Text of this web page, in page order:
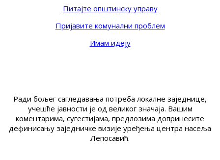
Питајте општинску управу
Пријавите комунални проблем
Имам идеју
Ради бољег сагледавања потреба локалне заједнице,
учешће јавности је од великог значаја. Вашим
коментарима, сугестијама, предлозима допринесите
дефинисању заједничке визије уређења центра насеља
Лепосавић.